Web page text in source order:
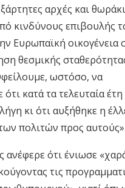
αρχές και
κινδύνους επιβουλής
Ευρωπαϊκή οικογένεια
θεσμικής
ωστόσο, να
κατά τα τελευταία
κι ότι αυξήθηκε η
πολιτών προς αυτούς».
ανέφερε ότι ένιωσε
τις